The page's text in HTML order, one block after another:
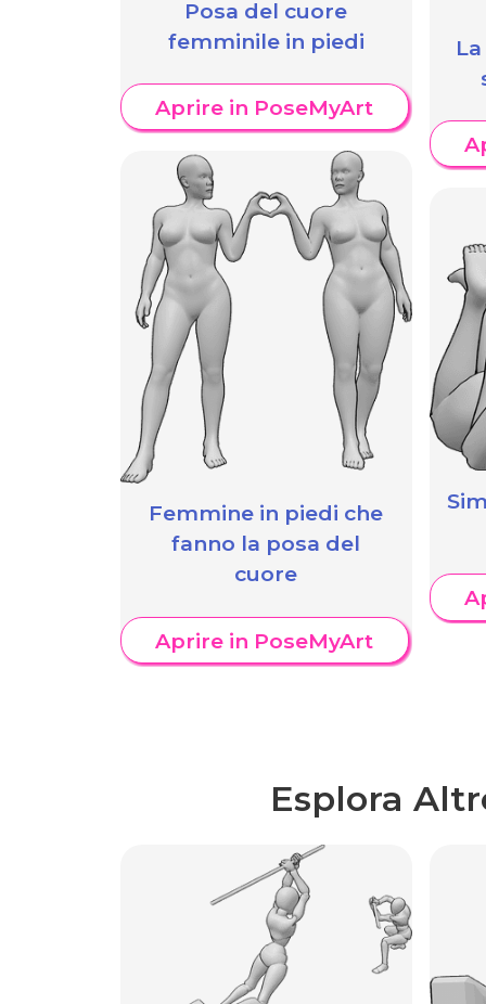
Posa del cuore
femminile in piedi
Aprire in PoseMyArt
Femmine in piedi che
fanno la posa del
cuore
Aprire in PoseMyArt
Esplora